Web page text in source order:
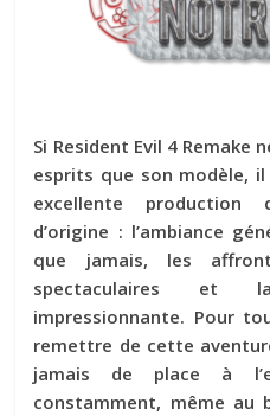
Si Resident Evil 4 Remake
esprits que son modèle,
excellente production
d’origine : l’ambiance
que jamais, les
spectaculaires et
impressionnante. Pour
remettre de cette
jamais de place à
constamment, même au